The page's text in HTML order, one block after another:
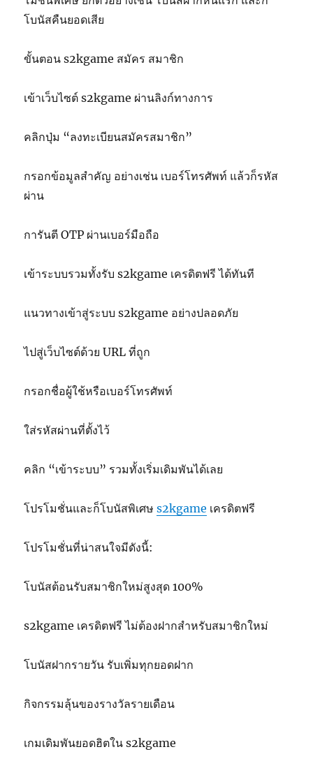
โบนัสคืนยอดเสีย
ขั้นตอน s2kgame สมัคร สมาชิก
เข้าเว็บไซต์ s2kgame ผ่านลิงก์ทางการ
คลิกปุ่ม “ลงทะเบียนสมัครสมาชิก”
กรอกข้อมูลสำคัญ อย่างเช่น เบอร์โทรศัพท์ แล้วก็รหัส
ผ่าน
การันตี OTP ผ่านเบอร์มือถือ
เข้าระบบรวมทั้งรับ s2kgame เครดิตฟรี ได้ทันที
แนวทางเข้าสู่ระบบ s2kgame อย่างปลอดภัย
ไปสู่เว็บไซต์ด้วย URL ที่ถูก
กรอกชื่อผู้ใช้หรือเบอร์โทรศัพท์
ใส่รหัสผ่านที่ตั้งไว้
คลิก “เข้าระบบ” รวมทั้งเริ่มเดิมพันได้เลย
โปรโมชั่นและก็โบนัสพิเศษs2kgame เครดิตฟรี
โปรโมชั่นที่น่าสนใจมีดังนี้:
โบนัสต้อนรับสมาชิกใหม่สูงสุด 100%
s2kgame เครดิตฟรี ไม่ต้องฝากสำหรับสมาชิกใหม่
โบนัสฝากรายวัน รับเพิ่มทุกยอดฝาก
กิจกรรมลุ้นของรางวัลรายเดือน
เกมเดิมพันยอดฮิตใน s2kgame